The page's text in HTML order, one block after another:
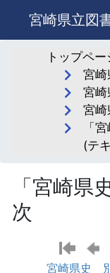
宮崎県立図
トップペー
宮崎
宮崎
宮崎
「
(テ
「宮崎
次